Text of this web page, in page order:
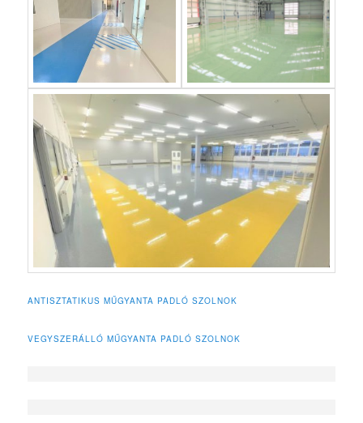
ANTISZTATIKUS MŰGYANTA PADLÓ SZOLNOK
VEGYSZERÁLLÓ MŰGYANTA PADLÓ SZOLNOK